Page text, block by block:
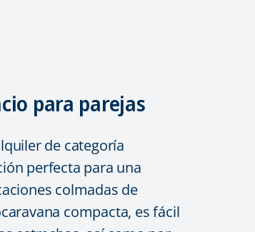
para parejas
de categoría
perfecta para una
colmadas de
compacta, es fácil